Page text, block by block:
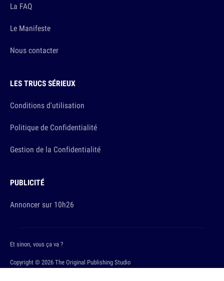
La FAQ
Le Manifeste
Nous contacter
LES TRUCS SÉRIEUX
Conditions d'utilisation
Politique de Confidentialité
Gestion de la Confidentialité
PUBLICITÉ
Annoncer sur 10h26
Copyright © 2026 The Original Publishing Studio
Et sinon, vous ça va ?